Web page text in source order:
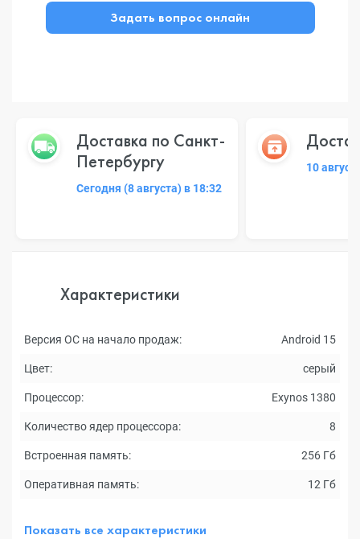
Задать вопрос онлайн
Доставка по Санкт-
Петербургу
Сегодня (8 августа) в 18:32
10
Характеристики
Версия ОС на начало продаж: Android 15
Цвет: серый
Процессор: Exynos 1380
Количество ядер процессора: 8
Встроенная память: 256 Гб
Оперативная память: 12 Гб
Показать все характеристики